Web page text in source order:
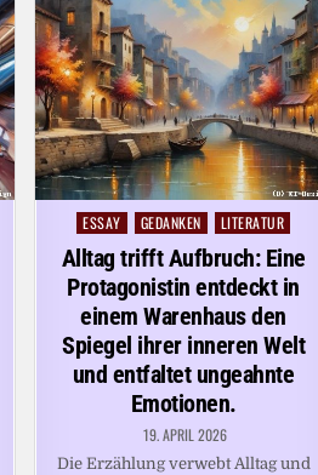
Posted
in
ESSAY GEDANKEN LITERATUR
Alltag trifft Aufbruch: Eine
Protagonistin entdeckt in
einem Warenhaus den
Spiegel ihrer inneren Welt
und entfaltet ungeahnte
Emotionen.
19. APRIL 2026
Die Erzählung verwebt Alltag und